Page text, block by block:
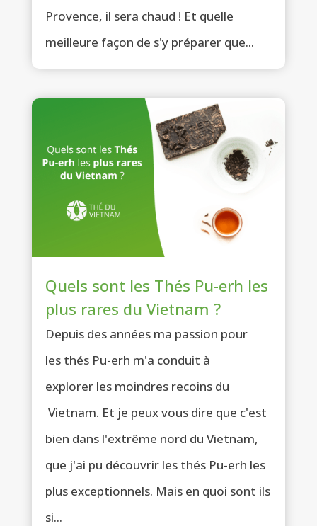
Provence, il sera chaud ! Et quelle
meilleure façon de s'y préparer que...
Quels sont les Thés Pu-erh les
plus rares du Vietnam ?
Depuis des années ma passion pour
les thés Pu-erh m'a conduit à
explorer les moindres recoins du
Vietnam. Et je peux vous dire que c'est
bien dans l'extrême nord du Vietnam,
que j'ai pu découvrir les thés Pu-erh les
plus exceptionnels. Mais en quoi sont ils
si...